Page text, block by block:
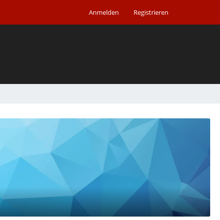
Anmelden Registrieren